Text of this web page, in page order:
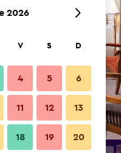
2026
V S D
4 5 6
11 12 13
18 19 20